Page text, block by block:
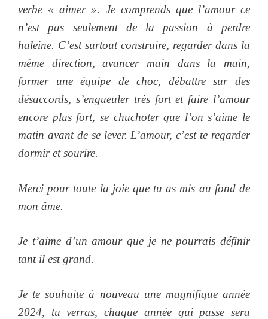
verbe « aimer ». Je comprends que l’amour ce
n’est pas seulement de la passion à perdre
haleine. C’est surtout construire, regarder dans la
même direction, avancer main dans la main,
former une équipe de choc, débattre sur des
désaccords, s’engueuler très fort et faire l’amour
encore plus fort, se chuchoter que l’on s’aime le
matin avant de se lever. L’amour, c’est te regarder
dormir et sourire.
Merci pour toute la joie que tu as mis au fond de
mon âme.
Je t’aime d’un amour que je ne pourrais définir
tant il est grand.
Je te souhaite à nouveau une magnifique année
2024, tu verras, chaque année qui passe sera